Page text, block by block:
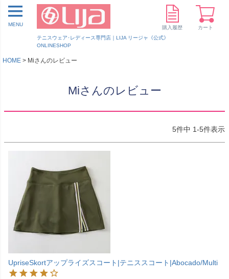
テニスウェア･レディース専門店｜LIJA リージャ《公式》
ONLINESHOP
MENU
購入履歴 カート
HOME Miさんのレビュー
Miさんのレビュー
5件中 1-5件表示
UpriseSkortアップライズスコート|テニススコート|Abocado/Multi